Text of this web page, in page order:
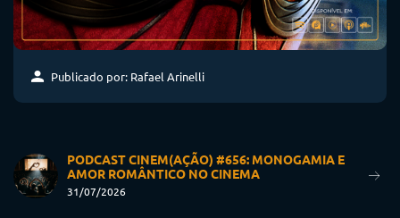
Publicado por: Rafael Arinelli
PODCAST CINEM(AÇÃO) #656: MONOGAMIA E
AMOR ROMÂNTICO NO CINEMA
31/07/2026